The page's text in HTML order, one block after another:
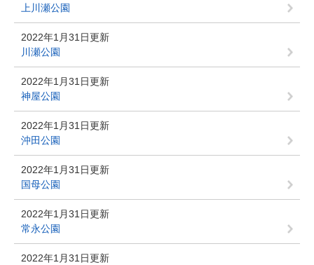
上川瀬公園
2022年1月31日更新
川瀬公園
2022年1月31日更新
神屋公園
2022年1月31日更新
沖田公園
2022年1月31日更新
国母公園
2022年1月31日更新
常永公園
2022年1月31日更新